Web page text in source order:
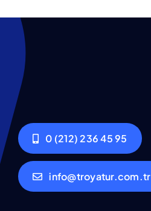
0 (212) 236 45 95
info@troyatur.com.tr